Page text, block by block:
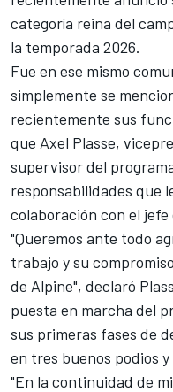
categoría reina del
la temporada 2026.
Fue en ese mismo
simplemente se
recientemente sus
que Axel Plasse,
supervisor del
responsabilidades que
colaboración con el
"Queremos ante todo
trabajo y su
de Alpine", declaró
puesta en marcha del
sus primeras fases de
en tres buenos podios
"En la continuidad de